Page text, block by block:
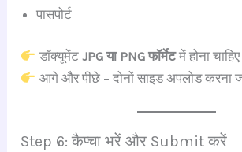
पासपोर्ट
डॉक्यूमेंट JPG या PNG फॉर्मेटमें होना
आगे और पीछे – दोनों साइड अपलोड करना
Step 6: कैप्चा भरें और Submit करें